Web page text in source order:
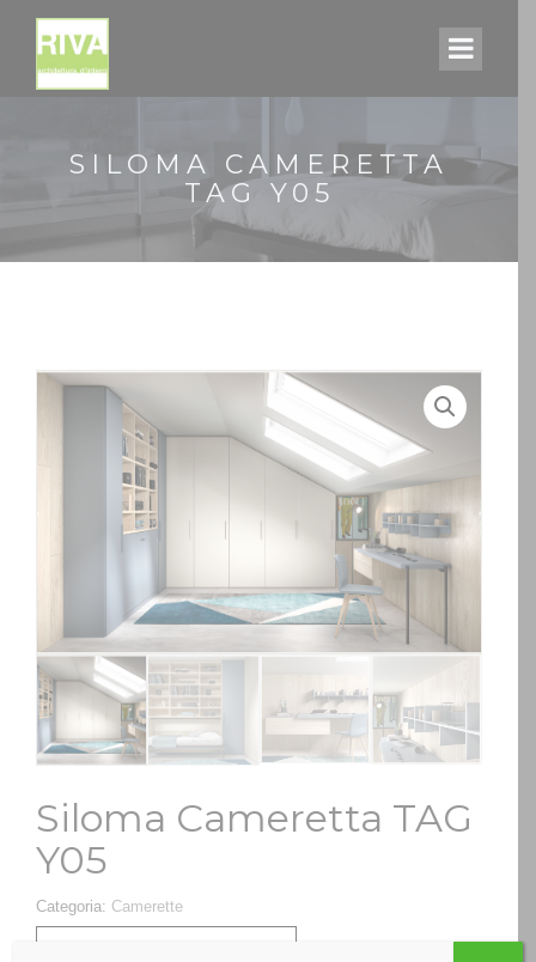
SILOMA CAMERETTA
TAG Y05
Siloma Cameretta TAG
Y05
Categoria: Camerette